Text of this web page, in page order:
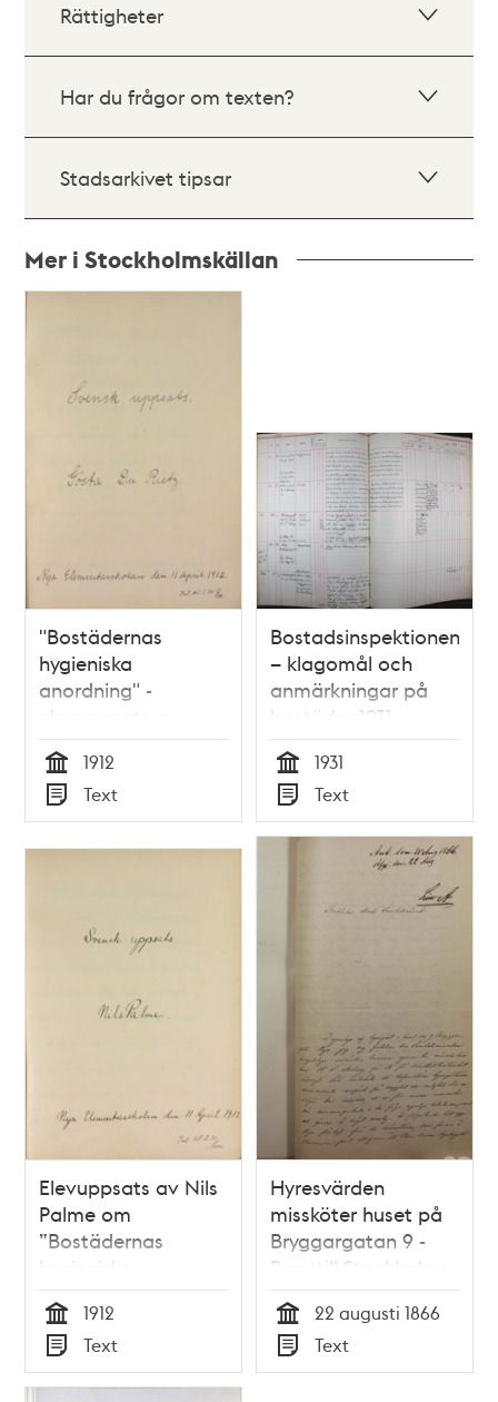
Rättigheter
Har du frågor om texten?
Stadsarkivet tipsar
Mer i Stockholmskällan
"Bostädernas
hygieniska
anordning" -
elevuppsats av
Gösta Du Rietz Nya
Elementarskolan
1912
Tid
1912
Typ
Text
Bostadsinspektionen
– klagomål och
anmärkningar på
bostäder 1931
Tid
1931
Typ
Text
Elevuppsats av Nils
Palme om
”Bostädernas
hygieniska
anordning” - 1912
Tid
1912
Typ
Text
Hyresvärden
missköter huset på
Bryggargatan 9 -
Brev till Stockholms
Allmänna
Sundhetsnämnd 22
augusti 1866
Tid
22 augusti 1866
Typ
Text